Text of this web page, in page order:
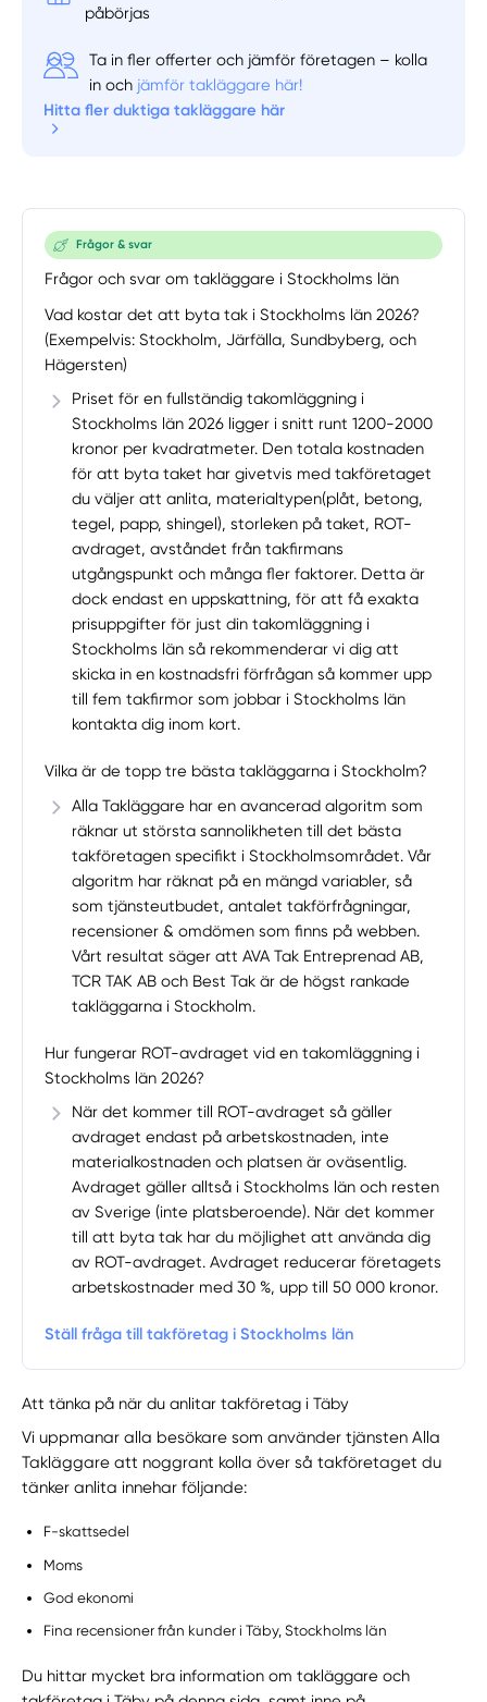
påbörjas
Ta in fler offerter och jämför företagen – kolla
in och jämför takläggare här!
Hitta fler duktiga takläggare här
Frågor & svar
Frågor och svar om takläggare i Stockholms län
Vad kostar det att byta tak i Stockholms län 2026?
(Exempelvis: Stockholm, Järfälla, Sundbyberg, och
Hägersten)
Priset för en fullständig takomläggning i
Stockholms län 2026 ligger i snitt runt 1200-2000
kronor per kvadratmeter. Den totala kostnaden
för att byta taket har givetvis med takföretaget
du väljer att anlita, materialtypen(plåt, betong,
tegel, papp, shingel), storleken på taket, ROT-
avdraget, avståndet från takfirmans
utgångspunkt och många fler faktorer. Detta är
dock endast en uppskattning, för att få exakta
prisuppgifter för just din takomläggning i
Stockholms län så rekommenderar vi dig att
skicka in en kostnadsfri förfrågan så kommer upp
till fem takfirmor som jobbar i Stockholms län
kontakta dig inom kort.
Vilka är de topp tre bästa takläggarna i Stockholm?
Alla Takläggare har en avancerad algoritm som
räknar ut största sannolikheten till det bästa
takföretagen specifikt i Stockholmsområdet. Vår
algoritm har räknat på en mängd variabler, så
som tjänsteutbudet, antalet takförfrågningar,
recensioner & omdömen som finns på webben.
Vårt resultat säger att AVA Tak Entreprenad AB,
TCR TAK AB och Best Tak är de högst rankade
takläggarna i Stockholm.
Hur fungerar ROT-avdraget vid en takomläggning i
Stockholms län 2026?
När det kommer till ROT-avdraget så gäller
avdraget endast på arbetskostnaden, inte
materialkostnaden och platsen är oväsentlig.
Avdraget gäller alltså i Stockholms län och resten
av Sverige (inte platsberoende). När det kommer
till att byta tak har du möjlighet att använda dig
av ROT-avdraget. Avdraget reducerar företagets
arbetskostnader med 30 %, upp till 50 000 kronor.
Ställ fråga till takföretag i Stockholms län
Att tänka på när du anlitar takföretag i Täby
Vi uppmanar alla besökare som använder tjänsten Alla
Takläggare att noggrant kolla över så takföretaget du
tänker anlita innehar följande:
F-skattsedel
Moms
God ekonomi
Fina recensioner från kunder i Täby, Stockholms län
Du hittar mycket bra information om takläggare och